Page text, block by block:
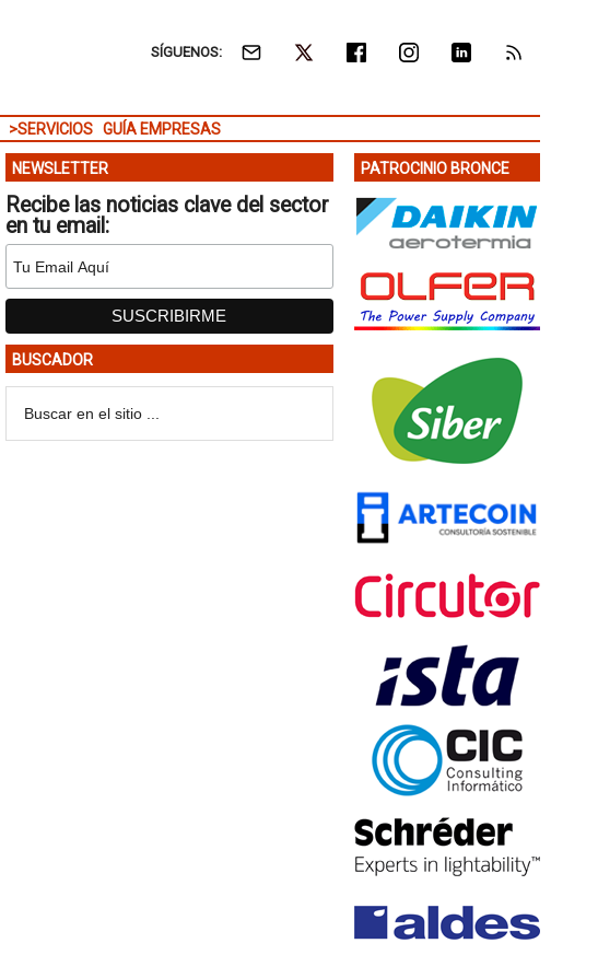
SÍGUENOS:
>SERVICIOS GUÍA EMPRESAS
NEWSLETTER
Recibe las noticias clave del sector
en tu email:
BUSCADOR
PATROCINIO BRONCE